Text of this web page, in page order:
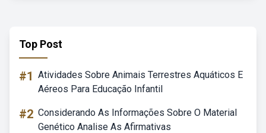
Top Post
#1 Atividades Sobre Animais Terrestres Aquáticos E
Aéreos Para Educação Infantil
#2 Considerando As Informações Sobre O Material
Genético Analise As Afirmativas